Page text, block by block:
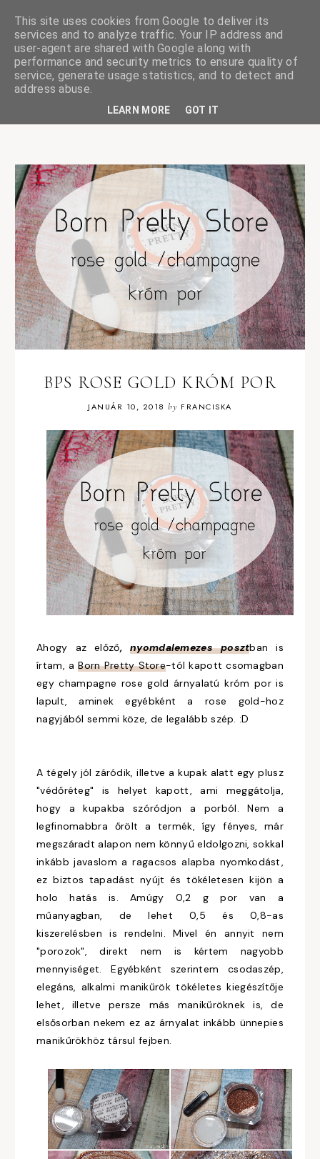
ciskaságok
BPS ROSE GOLD KRÓM POR
JANUÁR 10, 2018 by FRANCISKA
Ahogy az előző,nyomdalemezes posztban is
írtam, aBorn Pretty Store-tól kapott csomagban
egy champagne rose gold árnyalatú króm por is
lapult, aminek egyébként a rose gold-hoz
nagyjából semmi köze, de legalább szép. :D
A tégely jól záródik, illetve a kupak alatt egy plusz
"védőréteg" is helyet kapott, ami meggátolja,
hogy a kupakba szóródjon a porból. Nem a
legfinomabbra őrölt a termék, így fényes, már
megszáradt alapon nem könnyű eldolgozni, sokkal
inkább javaslom a ragacsos alapba nyomkodást,
ez biztos tapadást nyújt és tökéletesen kijön a
holo hatás is. Amúgy 0,2 g por van a
műanyagban, de lehet 0,5 és 0,8-as
kiszerelésben is rendelni. Mivel én annyit nem
"porozok", direkt nem is kértem nagyobb
mennyiséget. Egyébként szerintem csodaszép,
elegáns, alkalmi manikűrök tökéletes kiegészítője
lehet, illetve persze más manikűröknek is, de
elsősorban nekem ez az árnyalat inkább ünnepies
manikűrökhöz társul fejben.
This site uses cookies from Google to deliver its
services and to analyze traffic. Your IP address and
user-agent are shared with Google along with
performance and security metrics to ensure quality of
service, generate usage statistics, and to detect and
address abuse.
LEARN MORE GOT IT